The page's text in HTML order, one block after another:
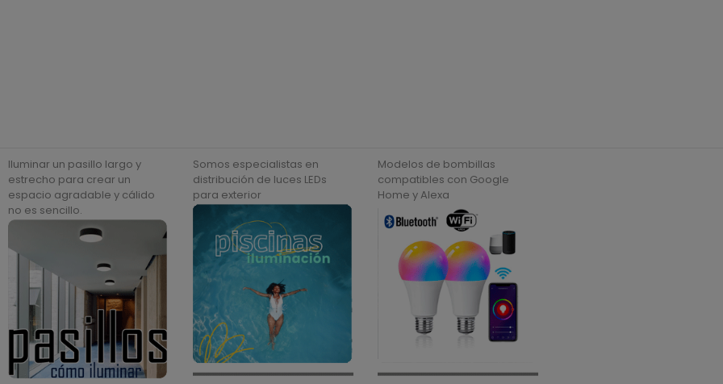
Iluminar un pasillo largo y
estrecho para crear un
espacio agradable y cálido
no es sencillo.
Somos especialistas en
distribución de luces LEDs
para exterior
Modelos de bombillas
compatibles con Google
Home y Alexa